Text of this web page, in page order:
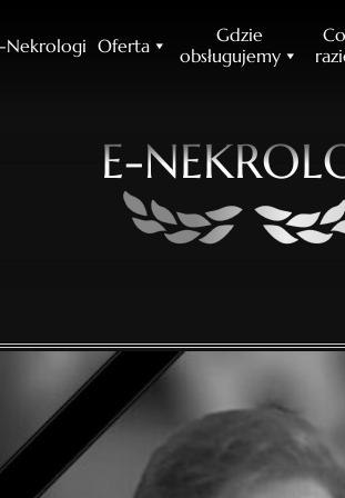
Nekrologi Oferta
Gdzie
obsługujemy
E-